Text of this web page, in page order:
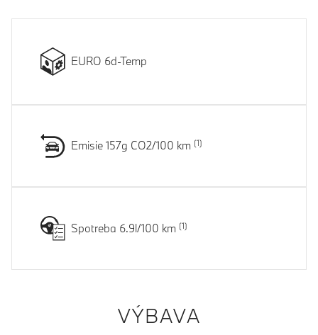
EURO 6d-Temp
Emisie 157g CO2/100 km
Spotreba 6.9l/100 km
VÝBAVA